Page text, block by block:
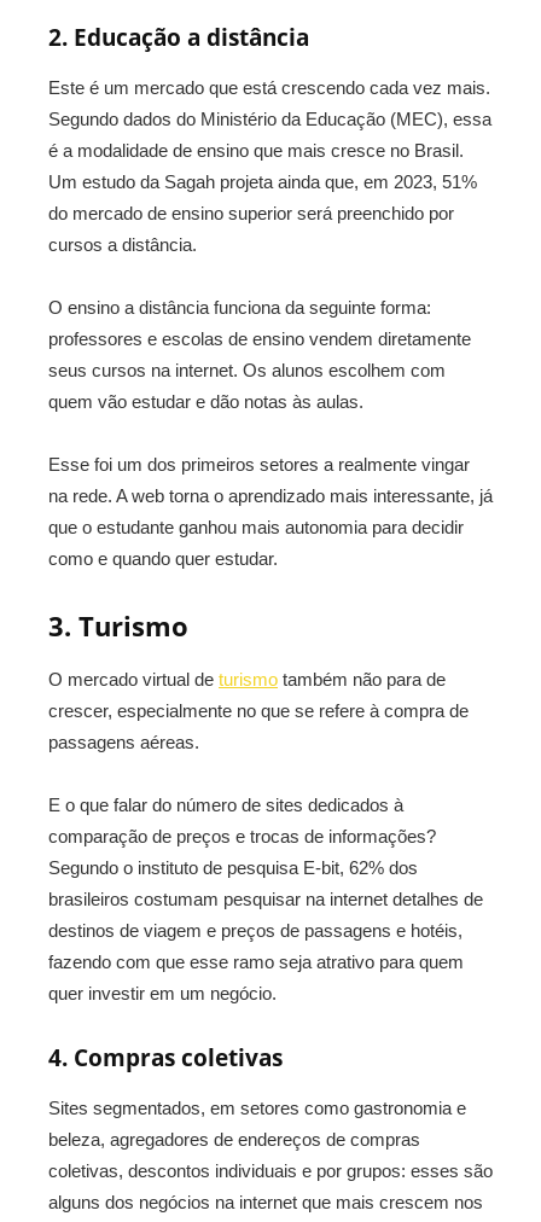
2. Educação a distância
Este é um mercado que está crescendo cada vez mais.
Segundo dados do Ministério da Educação (MEC), essa
é a modalidade de ensino que mais cresce no Brasil.
Um estudo da Sagah projeta ainda que, em 2023, 51%
do mercado de ensino superior será preenchido por
cursos a distância.
O ensino a distância funciona da seguinte forma:
professores e escolas de ensino vendem diretamente
seus cursos na internet. Os alunos escolhem com
quem vão estudar e dão notas às aulas.
Esse foi um dos primeiros setores a realmente vingar
na rede. A web torna o aprendizado mais interessante, já
que o estudante ganhou mais autonomia para decidir
como e quando quer estudar.
3. Turismo
O mercado virtual de turismo também não para de
crescer, especialmente no que se refere à compra de
passagens aéreas.
E o que falar do número de sites dedicados à
comparação de preços e trocas de informações?
Segundo o instituto de pesquisa E-bit, 62% dos
brasileiros costumam pesquisar na internet detalhes de
destinos de viagem e preços de passagens e hotéis,
fazendo com que esse ramo seja atrativo para quem
quer investir em um negócio.
4. Compras coletivas
Sites segmentados, em setores como gastronomia e
beleza, agregadores de endereços de compras
coletivas, descontos individuais e por grupos: esses são
alguns dos negócios na internet que mais crescem nos